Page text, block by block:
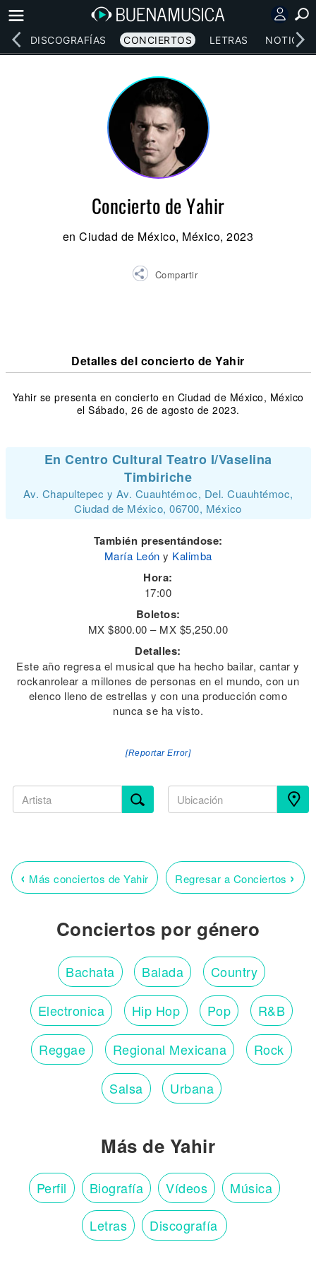
DISCOGRAFÍAS CONCIERTOS LETRAS NOTICIAS
Concierto de Yahir
en Ciudad de México, México, 2023
Compartir
Detalles del concierto de Yahir
Yahir se presenta en concierto en Ciudad de México, México
el Sábado, 26 de agosto de 2023.
En Centro Cultural Teatro I/Vaselina
Timbiriche
Av. Chapultepec y Av. Cuauhtémoc, Del. Cuauhtémoc,
Ciudad de México, 06700, México
También presentándose:
María León y Kalimba
Hora:
17:00
Boletos:
MX $800.00 – MX $5,250.00
Detalles:
Este año regresa el musical que ha hecho bailar, cantar y
rockanrolear a millones de personas en el mundo, con un
elenco lleno de estrellas y con una producción como
nunca se ha visto.
[Reportar Error]
‹ Más conciertos de Yahir Regresar a Conciertos ›
Conciertos por género
Bachata Balada Country
Electronica Hip Hop Pop R&B
Reggae Regional Mexicana Rock
Salsa Urbana
Más de Yahir
Perfil Biografía Vídeos Música
Letras Discografía